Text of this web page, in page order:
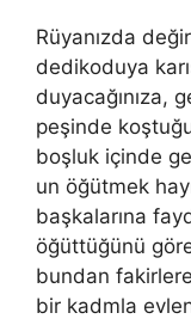
Rüyanızda
dedikoduya
duyacağınıza,
peşinde
boşluk içinde
un öğütmek
başkalarına
öğüt­tüğünü
bundan
bir kadmla